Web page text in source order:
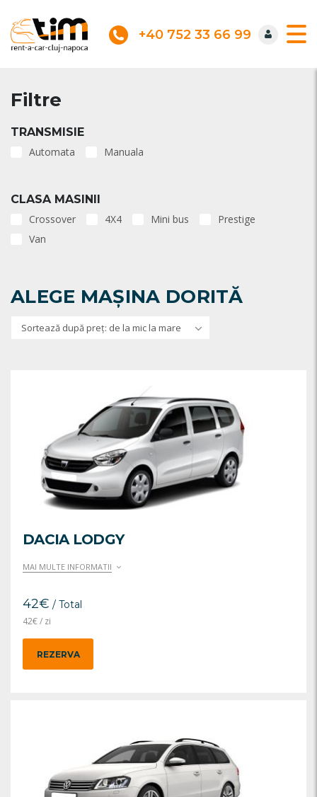
+40 752 33 66 99
Filtre
TRANSMISIE
Automata
Manuala
CLASA MASINII
Crossover
4X4 Mini bus
Prestige
Van
ALEGE MAȘINA DORITĂ
Sortează după preț: de la mic la mare
DACIA LODGY
MAI MULTE INFORMATII
42€ / Total
42€/ zi
REZERVA